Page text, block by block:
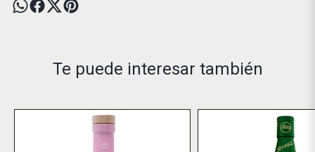
Te puede interesar también